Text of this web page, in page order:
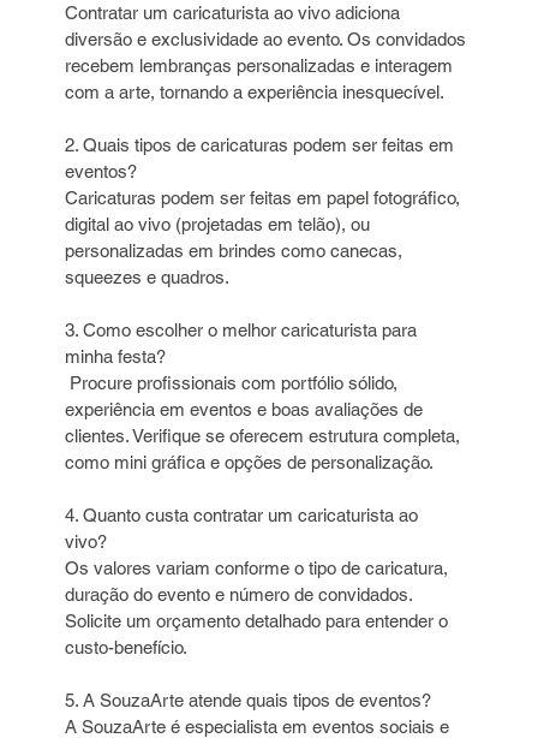
Contratar um caricaturista ao vivo adiciona
diversão e exclusividade ao evento. Os convidados
recebem lembranças personalizadas e interagem
com a arte, tornando a experiência inesquecível.
2. Quais tipos de caricaturas podem ser feitas em
eventos?
Caricaturas podem ser feitas em papel fotográfico,
digital ao vivo (projetadas em telão), ou
personalizadas em brindes como canecas,
squeezes e quadros.
3. Como escolher o melhor caricaturista para
minha festa?
experiência em eventos e boas avaliações de
clientes. Verifique se oferecem estrutura completa,
como mini gráfica e opções de personalização.
4. Quanto custa contratar um caricaturista ao
vivo?
Os valores variam conforme o tipo de caricatura,
duração do evento e número de convidados.
Solicite um orçamento detalhado para entender o
custo-benefício.
5. A SouzaArte atende quais tipos de eventos?
A SouzaArte é especialista em eventos sociais e